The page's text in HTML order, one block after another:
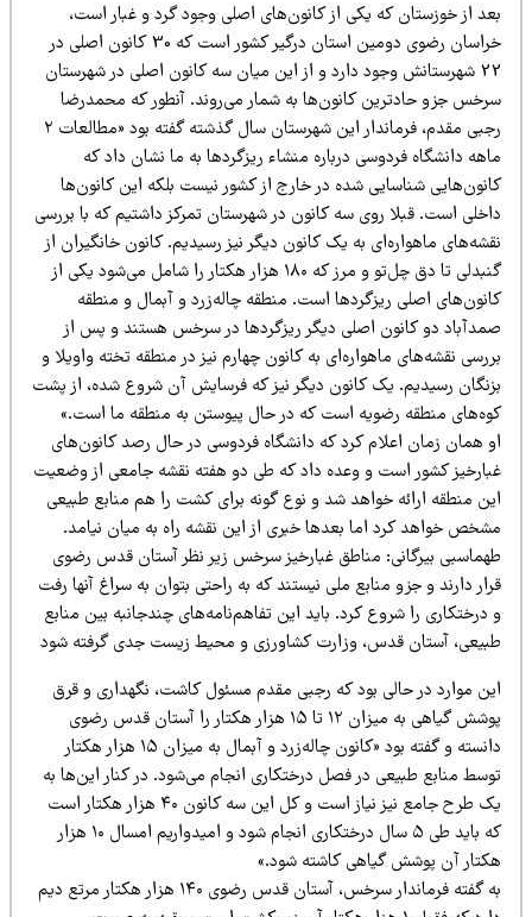
از خوزستان که یکی از کانون‌های اصلی وجود گرد و غبار است،
خراسان رضوی دومین استان درگیر کشور است که 30 کانون اصلی در
22 شهرستانش وجود دارد و از این میان سه کانون اصلی در شهرستان
جزو حادترین کانون‌ها به شمار می‌روند. آنطور که محمدرضا
رجبی مقدم، فرماندار این شهرستان سال گذشته گفته بود «مطالعات ۲
دانشگاه فردوسی درباره منشاء ریزگرد‌ها به ما نشان داد که
شناسایی شده در خارج از کشور نیست بلکه این کانون‌ها
است. قبلا روی سه کانون در شهرستان تمرکز داشتیم که با بررسی
ماهواره‌ای به یک کانون دیگر نیز رسیدیم. کانون خانگیران از
گنبدلی تا دق چل‌تو و مرز که ۱۸۰ هزار هکتار را شامل می‌شود یکی از
اصلی ریزگرد‌ها است. منطقه چاله‌زرد و آبمال و منطقه
دو کانون اصلی دیگر ریزگرد‌ها در سرخس هستند و پس از
نقشه‌های ماهواره‌ای به کانون چهارم نیز در منطقه تخته واویلا و
رسیدیم. یک کانون دیگر نیز که فرسایش آن شروع شده، از پشت
منطقه رضویه است که در حال پیوستن به منطقه ما است.»
همان زمان اعلام کرد که دانشگاه فردوسی در حال رصد کانون‌های
کشور است و وعده داد که طی دو هفته نقشه جامعی از وضعیت
منطقه ارائه خواهد شد و نوع گونه برای کشت را هم منابع طبیعی
خواهد کرد اما بعدها خبری از این نقشه راه به میان نیامد.
بیرگانی: مناطق غبارخیز سرخس زیر نظر آستان قدس رضوی
دارند و جزو منابع ملی نیستند که به راحتی بتوان به سراغ آنها رفت
درختکاری را شروع کرد. باید این تفاهم‌نامه‌های چندجانبه بین منابع
آستان قدس، وزارت کشاورزی و محیط زیست جدی گرفته شود
موارد در حالی بود که رجبی مقدم مسئول کاشت، نگهداری و قرق
پوشش گیاهی به میزان ۱۲ تا ۱۵ هزار هکتار را آستان قدس رضوی
دانسته و گفته بود «کانون چاله‌زرد و آبمال به میزان ۱۵ هزار هکتار
منابع طبیعی در فصل درختکاری انجام می‌شود. در کنار این‌ها به
یک طرح جامع نیز نیاز است و کل این سه کانون ۴۰ هزار هکتار است
که باید طی ۵ سال درختکاری انجام شود و امیدواریم امسال ۱۰ هزار
آن پوشش گیاهی کاشته شود.»
به گفته فرماندار سرخس، آستان قدس رضوی ۱۴۰ هزار هکتار مرتع دیم